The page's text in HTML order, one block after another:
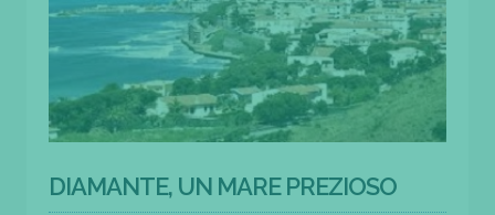
DIAMANTE, UN MARE PREZIOSO